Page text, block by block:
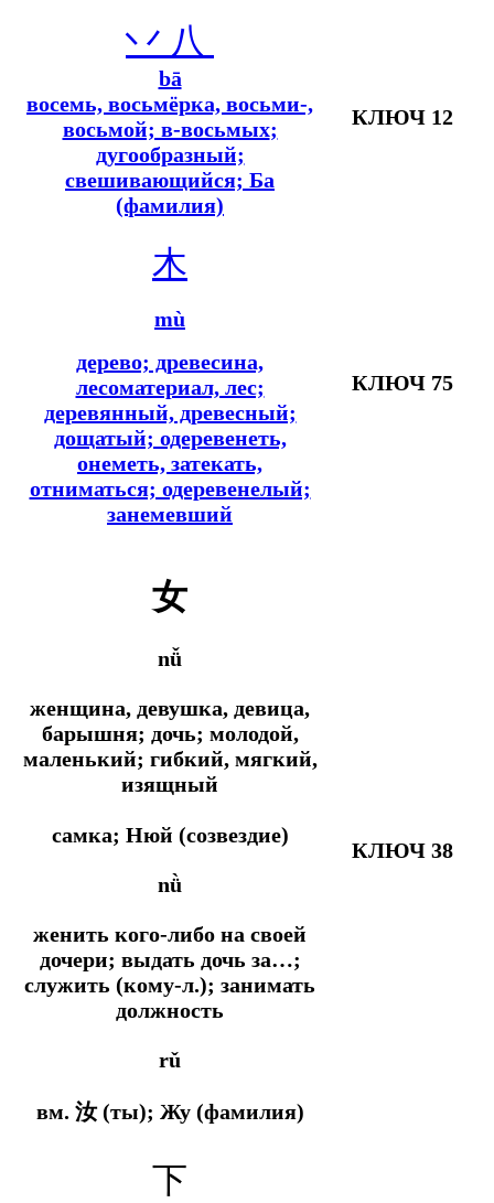
丷 八
bā
восемь, восьмёрка, восьми-,
восьмой; в-восьмых;
дугообразный;
свешивающийся; Ба
(фамилия)
КЛЮЧ 12
木
mù
дерево; древесина,
лесоматериал, лес;
деревянный, древесный;
дощатый; одеревенеть,
онеметь, затекать,
отниматься; одеревенелый;
занемевший
КЛЮЧ 75
女
nǚ
женщина, девушка, девица,
барышня; дочь; молодой,
маленький; гибкий, мягкий,
изящный
самка; Нюй (созвездие)
nǜ
женить кого-либо на своей
дочери; выдать дочь за…;
служить (кому-л.); занимать
должность
rǔ
вм. 汝 (ты); Жу (фамилия)
КЛЮЧ 38
下